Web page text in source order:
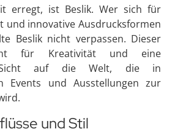
erregt, ist Beslik. Wer sich für
und innovative Ausdrucksformen
Beslik nicht verpassen. Dieser
für Kreativität und eine
Sicht auf die Welt, die in
Events und Ausstellungen zur
und Stil